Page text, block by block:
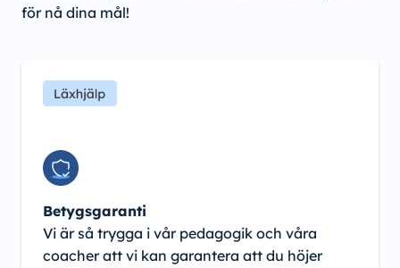
för nå dina mål!
Betygsgaranti
Vi är så trygga i vår pedagogik och våra
coacher att vi kan garantera att du höjer